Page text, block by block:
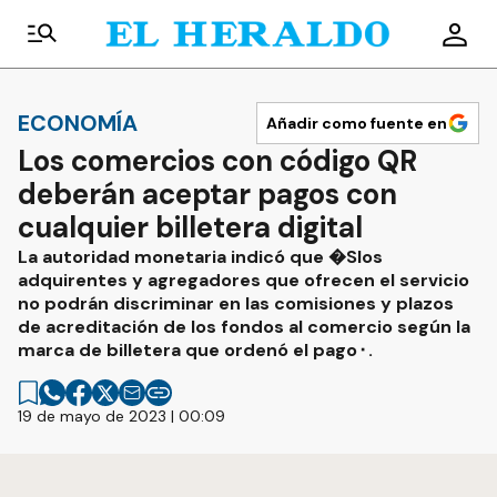
ECONOMÍA Añadir como fuente en
Los comercios con código QR
deberán aceptar pagos con
cualquier billetera digital
La autoridad monetaria indicó que �Slos
adquirentes y agregadores que ofrecen el servicio
no podrán discriminar en las comisiones y plazos
de acreditación de los fondos al comercio según la
marca de billetera que ordenó el pago⬝.
19 de mayo de 2023 | 00:09